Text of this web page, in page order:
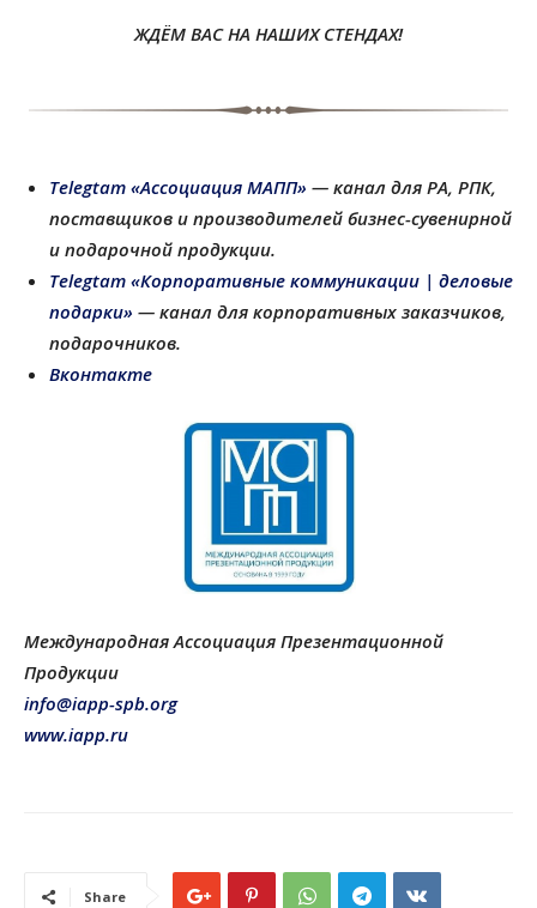
ЖДЁМ ВАС НА НАШИХ СТЕНДАХ!
Telegtam «Ассоциация МАПП» — канал для РА, РПК,
поставщиков и производителей бизнес-сувенирной
и подарочной продукции.
Telegtam «Корпоративные коммуникации | деловые
подарки» — канал для корпоративных заказчиков,
подарочников.
Вконтакте
Международная Ассоциация Презентационной
Продукции
info@iapp-spb.org
www.iapp.ru
Share